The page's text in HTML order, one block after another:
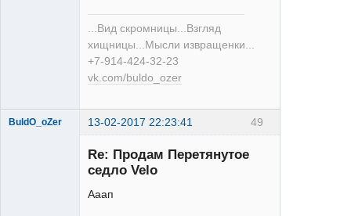
...Вид скромницы...Взгляд
хищницы...Мысли извращенки...
+7-914-424-32-23
vk.com/buldo_ozer
49
BuldO_oZer 13-02-2017 22:23:41
Re: Продам Перетянутое
седло Velo
Ааап